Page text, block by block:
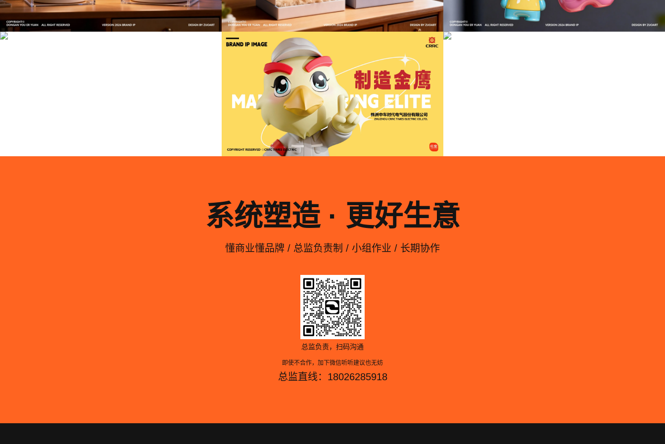
文创产品设计的成本控制——实战技巧 | IP设计公
司-佐案设计
成功案例：品牌IP设计的视觉体系 | IP设计公司-佐
案设计
系统塑造 · 更好生意
懂商业懂品牌 / 总监负责制 / 小组作业 / 长期协作
总监负责，扫码沟通
即使不合作，加下微信听听建议也无妨
总监直线：18026285918